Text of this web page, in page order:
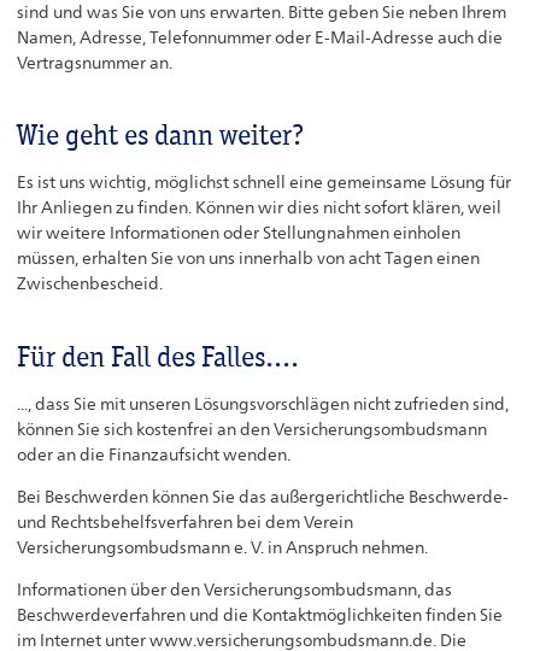
sind und was Sie von uns erwarten. Bitte geben Sie neben Ihrem
Namen, Adresse, Telefonnummer oder E-Mail-Adresse auch die
Vertragsnummer an.
Wie geht es dann weiter?
Es ist uns wichtig, möglichst schnell eine gemeinsame Lösung für
Ihr Anliegen zu finden. Können wir dies nicht sofort klären, weil
wir weitere Informationen oder Stellungnahmen einholen
müssen, erhalten Sie von uns innerhalb von acht Tagen einen
Zwischenbescheid.
Für den Fall des Falles....
..., dass Sie mit unseren
Lösungsvorschlägen nicht zufrieden sind,
können Sie sich kostenfrei an den Versicherungsombudsmann
oder an die Finanzaufsicht wenden.
Bei Beschwerden können Sie das außergerichtliche Beschwerde-
und Rechtsbehelfsverfahren bei dem Verein
Versicherungsombudsmann e. V. in Anspruch nehmen.
Informationen über den Versicherungsombudsmann, das
Beschwerdeverfahren und die Kontaktmöglichkeiten finden Sie
im Internet unter www.versicherungsombudsmann.de. Die